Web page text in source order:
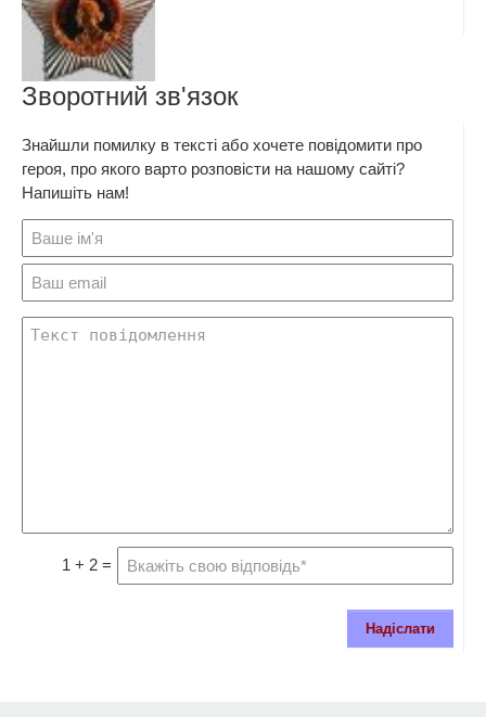
Зворотний зв'язок
Знайшли помилку в тексті або хочете повідомити про
героя, про якого варто розповісти на нашому сайті?
Напишіть нам!
1 + 2 =
Надіслати